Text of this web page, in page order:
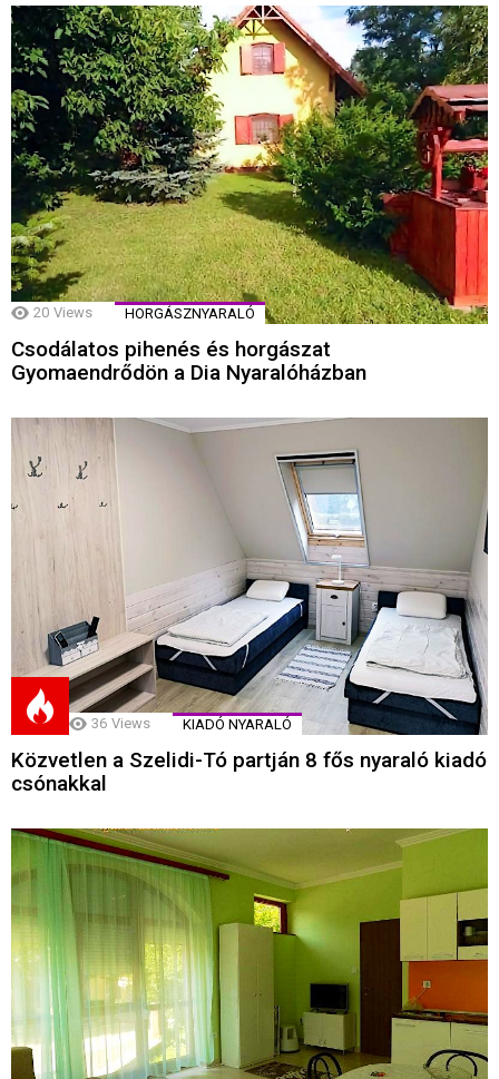
20 Views HORGÁSZNYARALÓ
Csodálatos pihenés és horgászat
Gyomaendrődön a Dia Nyaralóházban
36 Views KIADÓ NYARALÓ
Közvetlen a Szelidi-Tó partján 8 fős nyaraló kiadó
csónakkal